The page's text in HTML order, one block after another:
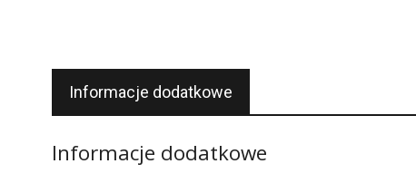
Informacje dodatkowe
Informacje dodatkowe